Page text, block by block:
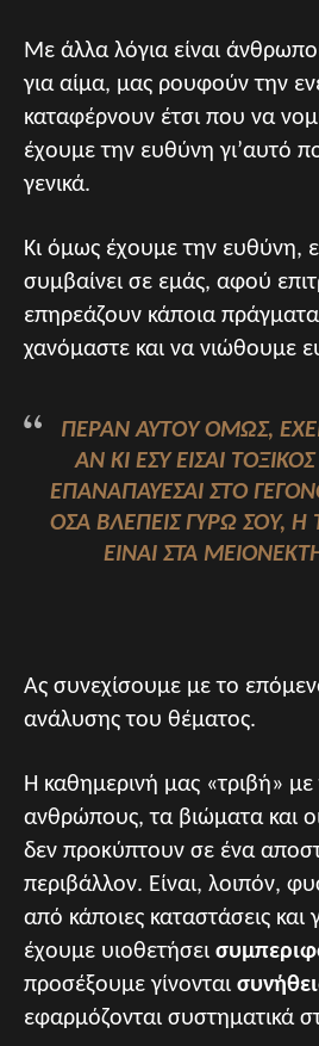
Με άλλα λόγια είναι
για αίμα, μας ρουφούν την
καταφέρνουν έτσι που να
έχουμε την ευθύνη γι’αυτό
γενικά.
Κι όμως έχουμε την ευθύνη,
συμβαίνει σε εμάς, αφού
επηρεάζουν κάποια
χανόμαστε και να νιώθουμε
ΠΈΡΑΝ ΑΥΤΟΎ ΌΜΩΣ,
ΑΝ ΚΙ ΕΣΎ ΕΊΣΑΙ
ΠΑΝΑΠΑΎΕΣΑΙ ΣΤΟ
ΣΑ ΒΛΈΠΕΙΣ ΓΎΡΩ ΣΟΥ, Η
ΊΝΑΙ ΣΤΑ
Ας συνεχίσουμε με το
ανάλυσης του θέματος.
Η καθημερινή μας «τριβή»
ανθρώπους, τα βιώματα και
δεν προκύπτουν σε ένα
περιβάλλον. Είναι, λοιπόν,
από κάποιες καταστάσεις και
έχουμε υιοθετήσει
προσέξουμε γίνονται
εφαρμόζονται συστηματικά